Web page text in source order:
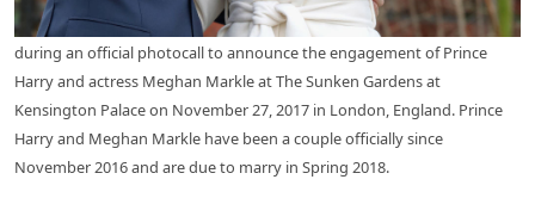
during an official photocall to announce the engagement of Prince
Harry and actress Meghan Markle at The Sunken Gardens at
Kensington Palace on November 27, 2017 in London, England. Prince
Harry and Meghan Markle have been a couple officially since
November 2016 and are due to marry in Spring 2018.